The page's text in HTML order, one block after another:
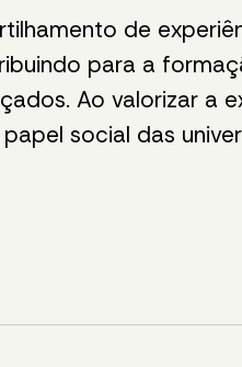
de
para a
Ao valorizar a
social das